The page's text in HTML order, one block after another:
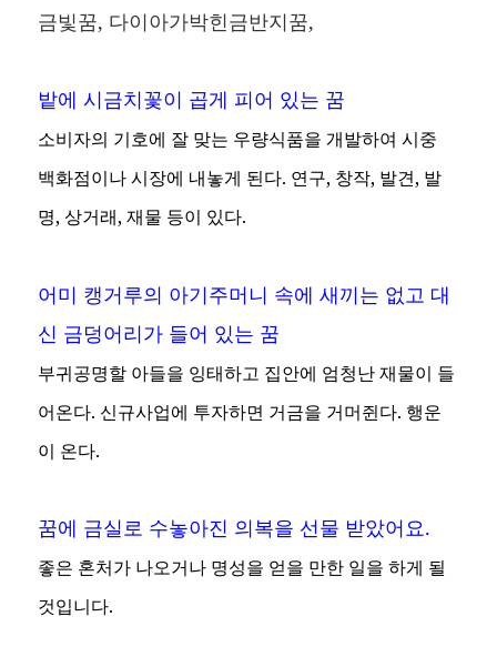
금빛꿈, 다이아가박힌금반지꿈,
밭에 시금치꽃이 곱게 피어 있는 꿈
소비자의 기호에 잘 맞는 우량식품을 개발하여 시중
백화점이나 시장에 내놓게 된다. 연구, 창작, 발견, 발
명, 상거래, 재물 등이 있다.
어미 캥거루의 아기주머니 속에 새끼는 없고 대
신 금덩어리가 들어 있는 꿈
부귀공명할 아들을 잉태하고 집안에 엄청난 재물이 들
어온다. 신규사업에 투자하면 거금을 거머쥔다. 행운
이 온다.
꿈에 금실로 수놓아진 의복을 선물 받았어요.
좋은 혼처가 나오거나 명성을 얻을 만한 일을 하게 될
것입니다.